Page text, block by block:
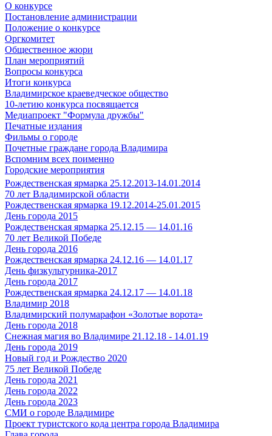
О конкурсе
Постановление администрации
Положение о конкурсе
Оргкомитет
Общественное жюри
План мероприятий
Вопросы конкурса
Итоги конкурса
Владимирское краеведческое общество
10-летию конкурса посвящается
Медиапроект "Формула дружбы"
Печатные издания
Фильмы о городе
Почетные граждане города Владимира
Вспомним всех поименно
Городские мероприятия
Рождественская ярмарка 25.12.2013-14.01.2014
70 лет Владимирской области
Рождественская ярмарка 19.12.2014-25.01.2015
День города 2015
Рождественская ярмарка 25.12.15 — 14.01.16
70 лет Великой Победе
День города 2016
Рождественская ярмарка 24.12.16 — 14.01.17
День физкультурника-2017
День города 2017
Рождественская ярмарка 24.12.17 — 14.01.18
Владимир 2018
Владимирский полумарафон «Золотые ворота»
День города 2018
Снежная магия во Владимире 21.12.18 - 14.01.19
День города 2019
Новый год и Рождество 2020
75 лет Великой Победе
День города 2021
День города 2022
День города 2023
СМИ о городе Владимире
Проект туристского кода центра города Владимира